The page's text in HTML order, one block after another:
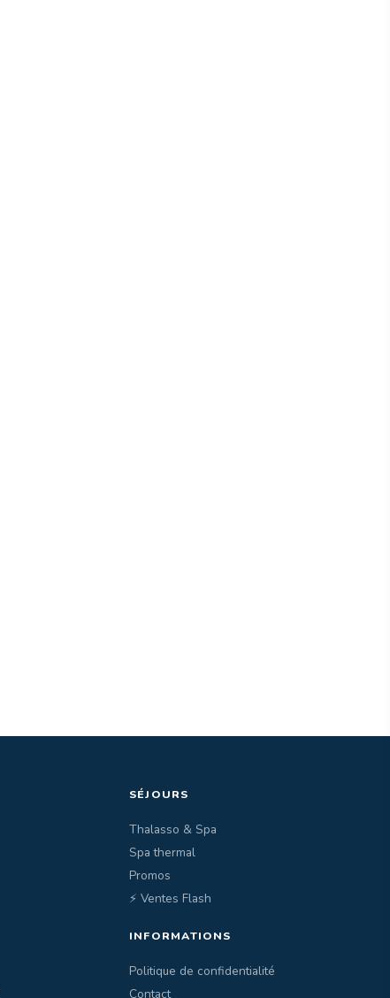
SÉJOURS
Thalasso & Spa
Spa thermal
Promos
⚡ Ventes Flash
INFORMATIONS
Politique de confidentialité
Contact